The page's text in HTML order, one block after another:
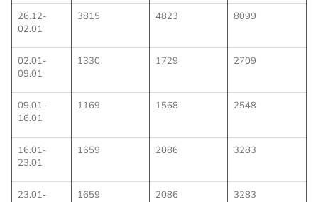
26.12-
02.01
3815 4823 8099
02.01-
09.01
1330 1729 2709
09.01-
16.01
1169 1568 2548
16.01-
23.01
1659 2086 3283
23.01-
1659 2086 3283